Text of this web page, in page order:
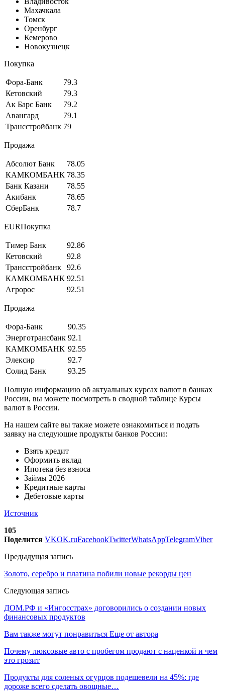
Махачкала
Томск
Оренбург
Кемерово
Новокузнецк
Покупка
Фора-Банк
79.3
Кетовский
79.3
Ак Барс Банк
79.2
Авангард
79.1
Трансстройбанк 79
Продажа
Абсолют Банк
78.05
КАМКОМБАНК 78.35
Банк Казани
78.55
Акибанк
78.65
СберБанк
78.7
EURПокупка
Тимер Банк
92.86
Кетовский
92.8
Трансстройбанк
92.6
КАМКОМБАНК 92.51
Агророс
92.51
Продажа
Фора-Банк
90.35
Энерготрансбанк 92.1
КАМКОМБАНК 92.55
Элексир
92.7
Солид Банк
93.25
Полную информацию об актуальных курсах валют в банках
России, вы можете посмотреть в сводной таблице Курсы
валют в России.
На нашем сайте вы также можете ознакомиться и подать
заявку на следующие продукты банков России:
Взять кредит
Оформить вклад
Ипотека без взноса
Займы 2026
Кредитные карты
Дебетовые карты
Источник
105
Поделится VKOK.ruFacebookTwitterWhatsAppTelegramViber
Предыдущая запись
Золото, серебро и платина побили новые рекорды цен
Следующая запись
ДОМ.РФ и «Ингосстрах» договорились о создании новых
финансовых продуктов
Вам также могут понравиться Еще от автора
Почему люксовые авто с пробегом продают с наценкой и чем
это грозит
Продукты для соленых огурцов подешевели на 45%: где
дороже всего сделать овощные…